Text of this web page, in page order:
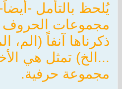
يُلحظ بالتأمل -
مجموعات الحروف
ذكرناها آنفاً (الم،
مجموعة حرفية.